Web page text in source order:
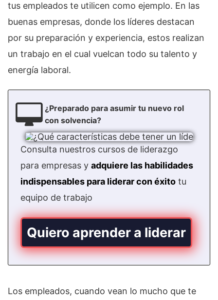
tus empleados te utilicen como ejemplo. En las
buenas empresas, donde los líderes destacan
por su preparación y experiencia, estos realizan
un trabajo en el cual vuelcan todo su talento y
energía laboral.
¿Preparado para asumir tu nuevo rol
con solvencia?
Consulta nuestros cursos de liderazgo
para empresas y adquiere las habilidades
indispensables para liderar con éxito tu
equipo de trabajo
Quiero aprender a liderar
Los empleados, cuando vean lo mucho que te